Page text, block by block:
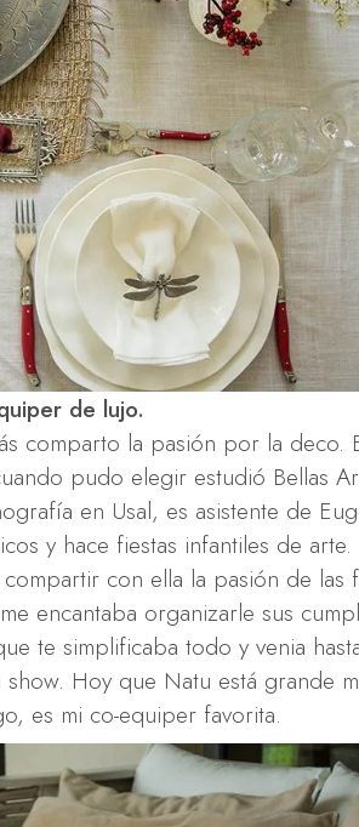
de lujo.
comparto la pasión por la deco.
pudo elegir estudió Bellas
en Usal, es asistente de
y hace fiestas infantiles de arte.
con ella la pasión de las
encantaba organizarle sus
te simplificaba todo y venia
Hoy que Natu está grande
es mi co-equiper favorita.